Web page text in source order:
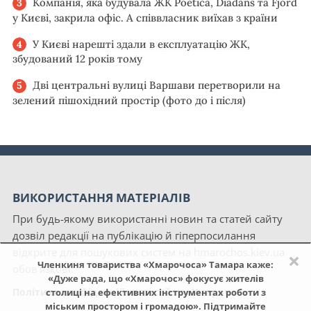
×
Членкиня товариства «Хмарочоса» Тамара каже:
«Дуже рада, що «Хмарочос» фокусує жителів
столиці на ефективних інструментах роботи з
міським простором і громадою». Підтримайте
у Києві, закрила офіс. А співвласник виїхав з країни
У Києві нарешті здали в експлуатацію ЖК,
збудований 12 років тому
Дві центральні вулиці Варшави перетворили на
зелений пішохідний простір (фото до і після)
ВИКОРИСТАННЯ МАТЕРІАЛІВ
При будь-якому використанні новин та статей сайту
дозвіл редакції на публікацію й гіперпосилання
обов'язкові.
Політика конфіденційності сайту «Хмарочос»